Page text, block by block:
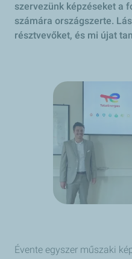
szervezünk képzéseket a
számára országszerte.
résztvevőket, és mi újat
Évente egyszer műszaki